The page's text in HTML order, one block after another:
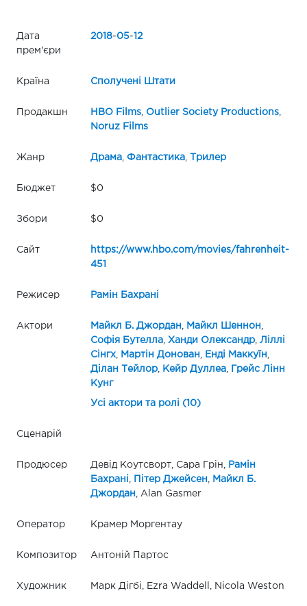
Дата
прем'єри
2018-05-12
Країна Сполучені Штати
Продакшн HBO Films, Outlier Society Productions,
Noruz Films
Жанр Драма, Фантастика, Трилер
Бюджет $0
Збори $0
Сайт
https://www.hbo.com/movies/fahrenheit-
451
Режисер Рамін Бахрані
Актори Майкл Б. Джордан Майкл Шеннон
Софія Бутелла, Ханди Олександр, Ліллі
Сінгх, Мартін Донован Енді Маккуїн
Ділан Тейлор, Кейр Дуллеа,
Грейс Лінн
Кунг
Усі актори та ролі (10)
Сценарій
Продюсер Девід Коутсворт, Сара Грін,
Рамін
Бахрані
Пітер Джейсен
Майкл Б.
Джордан , Alan Gasmer
Оператор Крамер Моргентау
Композитор Антоній Партос
Художник Марк Дігбі, Ezra Waddell, Nicola Weston